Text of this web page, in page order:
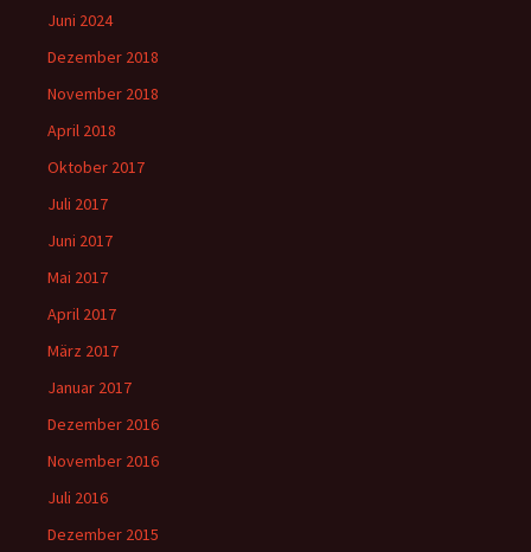
Juni 2024
Dezember 2018
November 2018
April 2018
Oktober 2017
Juli 2017
Juni 2017
Mai 2017
April 2017
März 2017
Januar 2017
Dezember 2016
November 2016
Juli 2016
Dezember 2015